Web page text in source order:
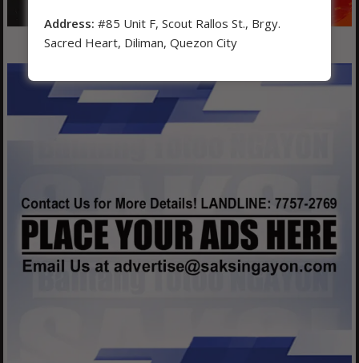
Address: #85 Unit F, Scout Rallos St., Brgy.
Sacred Heart, Diliman, Quezon City